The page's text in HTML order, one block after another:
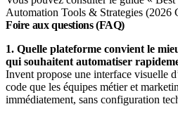
Automation Tools & Strategies (2026
Foire aux questions (FAQ)
1. Quelle plateforme convient le
qui souhaitent automatiser
Invent propose une interface visuelle
code que les équipes métier et
immédiatement, sans configuration